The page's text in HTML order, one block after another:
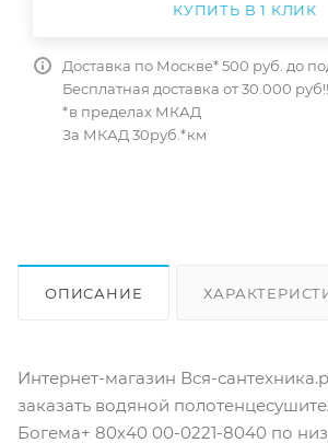
КУПИТЬ В 1 КЛИК
Доставка по Москве* 500 руб. до
Бесплатная доставка от 30.000
*в пределах МКАД
За МКАД 30руб.*км
ОПИСАНИЕ
Интернет-магазин Вся-
заказать водяной
Богема+ 80x40 00-0221-8040 по